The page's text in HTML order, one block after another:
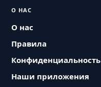
О НАС
О нас
Правила
Конфиденциальность
Наши приложения